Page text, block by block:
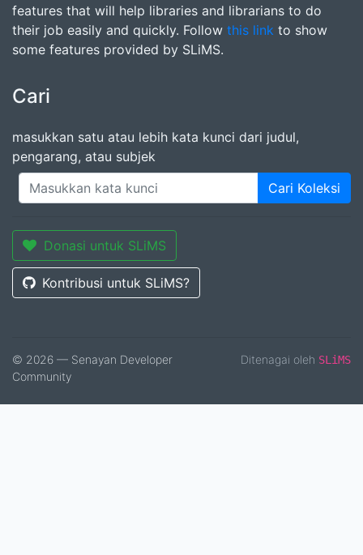
features that will help libraries and librarians to do
their job easily and quickly. Follow this link to show
some features provided by SLiMS.
Cari
masukkan satu atau lebih kata kunci dari judul,
pengarang, atau subjek
Cari Koleksi
Donasi untuk SLiMS
Kontribusi untuk SLiMS?
© 2026 — Senayan Developer
Community
Ditenagai oleh SLiMS